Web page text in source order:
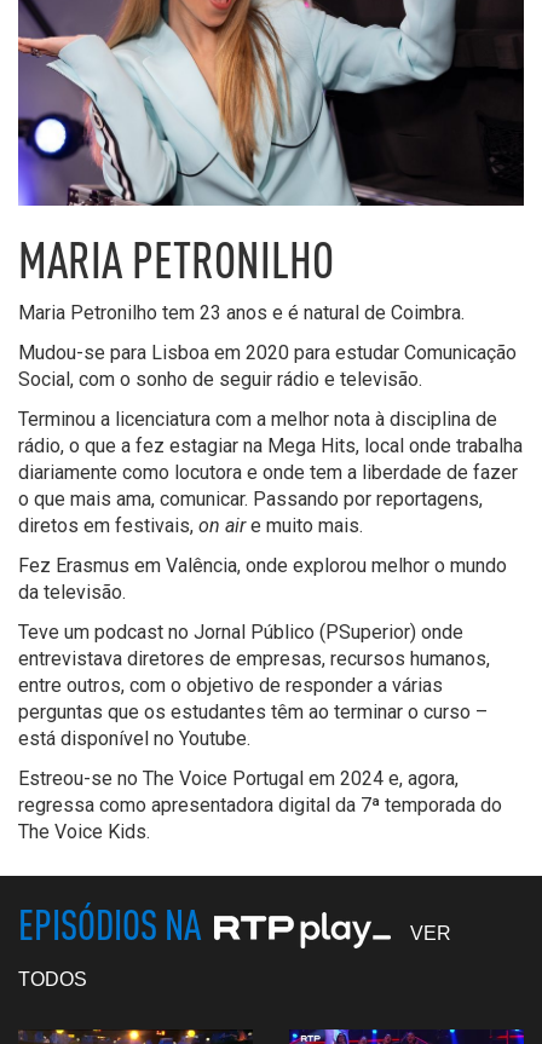
MARIA PETRONILHO
Maria Petronilho tem 23 anos e é natural de Coimbra.
Mudou-se para Lisboa em 2020 para estudar Comunicação
Social, com o sonho de seguir rádio e televisão.
Terminou a licenciatura com a melhor nota à disciplina de
rádio, o que a fez estagiar na Mega Hits, local onde trabalha
diariamente como locutora e onde tem a liberdade de fazer
o que mais ama, comunicar. Passando por reportagens,
diretos em festivais, on aire muito mais.
Fez Erasmus em Valência, onde explorou melhor o mundo
da televisão.
Teve um podcast no Jornal Público (PSuperior) onde
entrevistava diretores de empresas, recursos humanos,
entre outros, com o objetivo de responder a várias
perguntas que os estudantes têm ao terminar o curso –
está disponível no Youtube.
Estreou-se no The Voice Portugal em 2024 e, agora,
regressa como apresentadora digital da 7ª temporada do
The Voice Kids.
EPISÓDIOS NA VER
TODOS